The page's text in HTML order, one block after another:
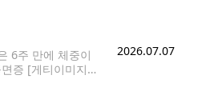
6주 만에 체중이
증 [게티이미지뱅
2026.07.07